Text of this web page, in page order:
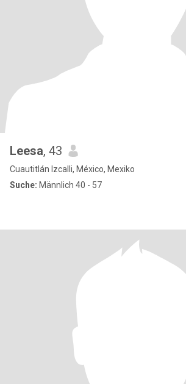
Leesa, 43
Cuautitlán Izcalli, México, Mexiko
Suche: Männlich 40 - 57